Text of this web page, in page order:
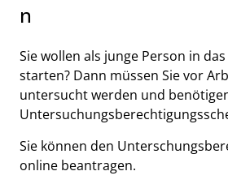
n
Kurzbeschreibung
Sie wollen als junge Person in
starten? Dann müssen Sie vor
untersucht werden und
Sie können den
online beantragen.